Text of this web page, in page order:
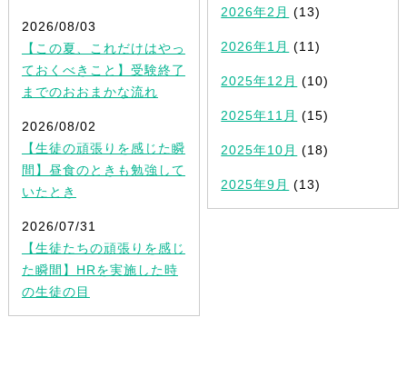
2026/08/03
【この夏、これだけはやっ
ておくべきこと】受験終了
までのおおまかな流れ
2026/08/02
【生徒の頑張りを感じた瞬
間】昼食のときも勉強して
いたとき
2026/07/31
【生徒たちの頑張りを感じ
た瞬間】HRを実施した時
の生徒の目
2026年2月 (13)
2026年1月 (11)
2025年12月 (10)
2025年11月 (15)
2025年10月 (18)
2025年9月 (13)